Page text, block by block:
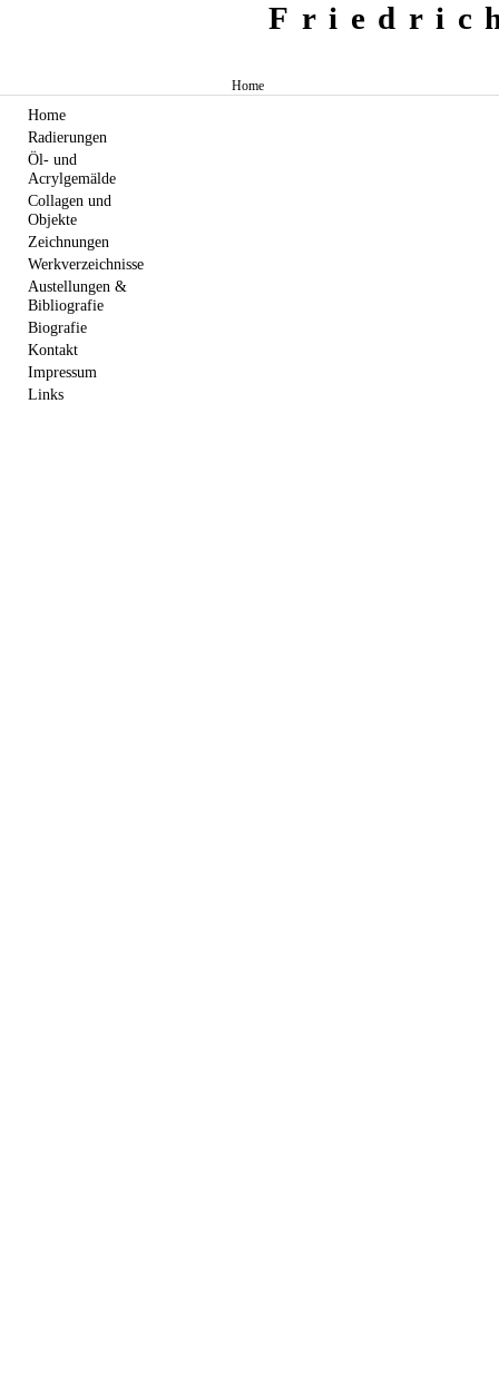
Home
Home
Radierungen
Öl- und
Acrylgemälde
Collagen und
Objekte
Zeichnungen
Werkverzeichnisse
Austellungen &
Bibliografie
Biografie
Kontakt
Impressum
Links